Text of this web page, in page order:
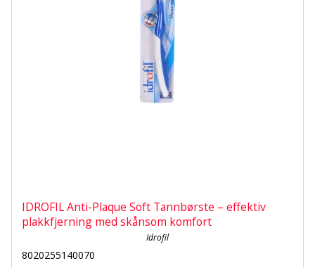
IDROFIL Anti-Plaque Soft Tannbørste – effektiv
plakkfjerning med skånsom komfort
Idrofil
8020255140070